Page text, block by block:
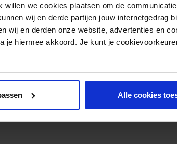
we cookies plaatsen om de
wij en derde partijen jouw internetgedrag
wij en derden onze website, advertenties en
hiermee akkoord. Je kunt je
Alle cookies
onze